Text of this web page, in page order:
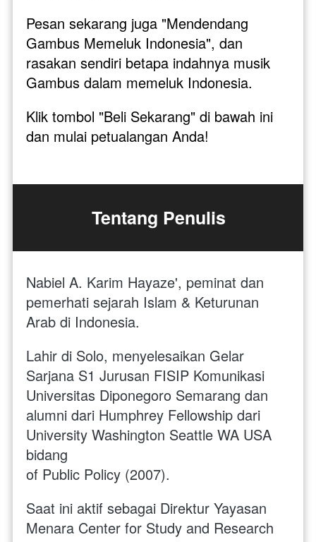
Pesan sekarang juga "Mendendang
Gambus Memeluk Indonesia", dan
rasakan sendiri betapa indahnya musik
Gambus dalam memeluk Indonesia.
Klik tombol "Beli Sekarang" di bawah ini
dan mulai petualangan Anda!
Tentang Penulis
Nabiel A. Karim Hayaze', peminat dan
pemerhati sejarah Islam & Keturunan
Arab di Indonesia.
Lahir di Solo, menyelesaikan Gelar
Sarjana S1 Jurusan FISIP Komunikasi
Universitas Diponegoro Semarang dan
alumni dari Humphrey Fellowship dari
University Washington Seattle WA USA
bidang
of Public Policy (2007).
Saat ini aktif sebagai Direktur Yayasan
Menara Center for Study and Research